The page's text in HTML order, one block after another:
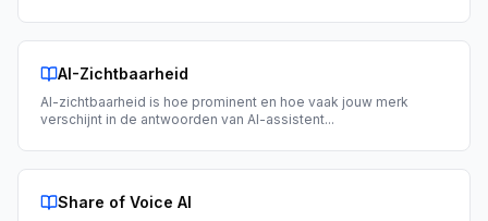
AI-Zichtbaarheid
AI-zichtbaarheid is hoe prominent en hoe vaak jouw merk
verschijnt in de antwoorden van AI-assistent...
Share of Voice AI